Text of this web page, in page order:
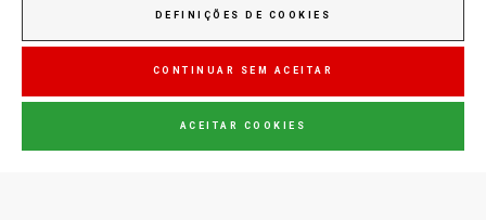
DEFINIÇÕES DE COOKIES
CONTINUAR SEM ACEITAR
ACEITAR COOKIES